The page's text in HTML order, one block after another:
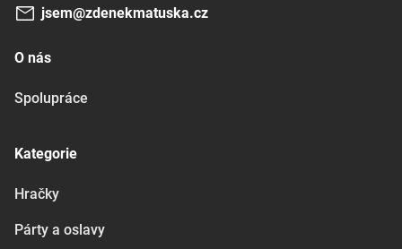
jsem@zdenekmatuska.cz
O nás
Spolupráce
Kategorie
Hračky
Párty a oslavy